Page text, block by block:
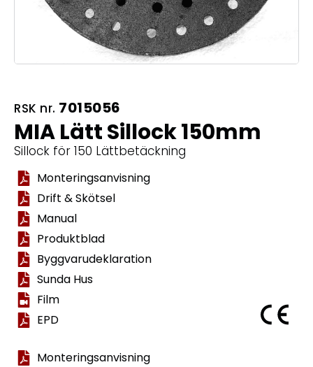
RSK nr. 7015056
MIA Lätt Sillock 150mm
Sillock för 150 Lättbetäckning
Monteringsanvisning
Drift & Skötsel
Manual
Produktblad
Byggvarudeklaration
Sunda Hus
Film
EPD
Monteringsanvisning